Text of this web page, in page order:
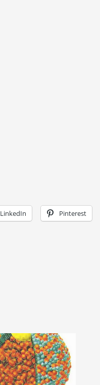
LinkedIn Pinterest